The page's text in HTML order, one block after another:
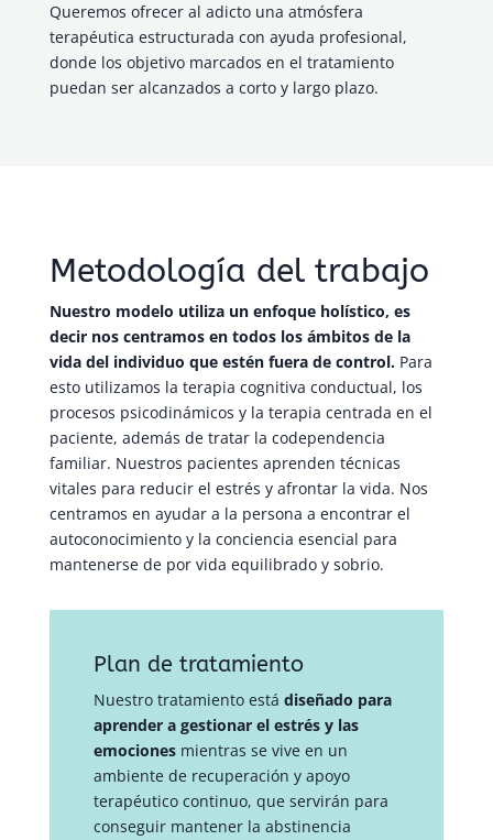
Queremos ofrecer al adicto una atmósfera
terapéutica estructurada con ayuda profesional,
donde los objetivo marcados en el tratamiento
puedan ser alcanzados a corto y largo plazo.
Metodología del trabajo
Nuestro modelo utiliza un enfoque holístico, es
decir nos centramos en todos los ámbitos de la
vida del individuo que estén fuera de control. Para
esto utilizamos la terapia cognitiva conductual, los
procesos psicodinámicos y la terapia centrada en el
paciente, además de tratar la codependencia
familiar. Nuestros pacientes aprenden técnicas
vitales para reducir el estrés y afrontar la vida. Nos
centramos en ayudar a la persona a encontrar el
autoconocimiento y la conciencia esencial para
mantenerse de por vida equilibrado y sobrio.
Plan de tratamiento
Nuestro tratamiento está diseñado para
aprender a gestionar el estrés y las
emocionesmientras se vive en un
ambiente de recuperación y apoyo
terapéutico continuo, que servirán para
conseguir mantener la abstinencia